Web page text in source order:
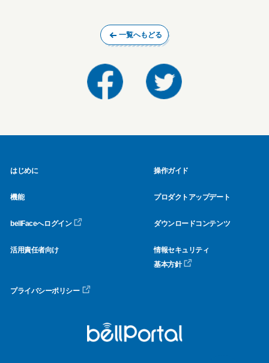
一覧へもどる
はじめに 操作ガイド
機能 プロダクトアップデート
bellFaceへログイン ダウンロードコンテンツ
活用責任者向け
情報セキュリティ
基本方針
プライバシーポリシー